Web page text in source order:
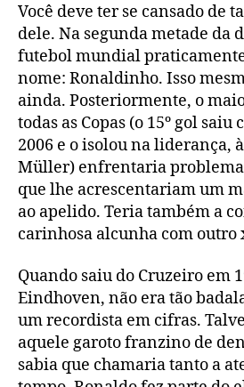
Você deve ter se cansado de
dele. Na segunda metade da
futebol mundial
nome: Ronaldinho. Isso
ainda. Posteriormente, o
todas as Copas (o 15º gol saiu
2006 e o isolou na liderança,
Müller) enfrentaria
que lhe acrescentariam um
ao apelido. Teria também a
carinhosa alcunha com
Quando saiu do Cruzeiro em
Eindhoven, não era tão
um recordista em cifras.
aquele garoto franzino de
sabia que chamaria tanto a